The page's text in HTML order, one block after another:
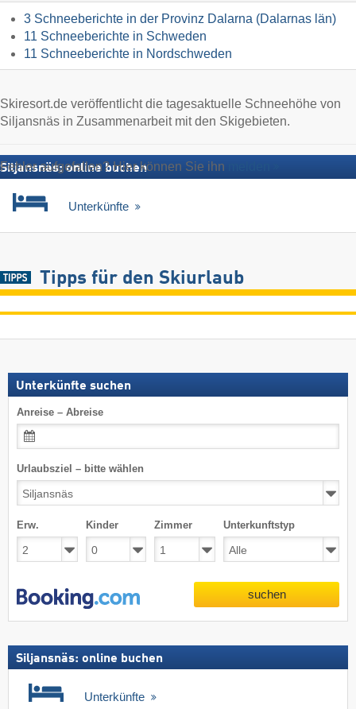
3 Schneeberichte in der Provinz Dalarna (Dalarnas län)
11 Schneeberichte in Schweden
11 Schneeberichte in Nordschweden
Skiresort.de veröffentlicht die tagesaktuelle Schneehöhe von
Siljansnäs in Zusammenarbeit mit den Skigebieten.
Fehler aufgefallen? Hier können Sie ihn
Siljansnäs: online buchen
Unterkünfte
Tipps für den Skiurlaub
Unterkünfte suchen
Anreise – Abreise
Urlaubsziel – bitte wählen
Erw. Kinder Zimmer Unterkunftstyp
suchen
Siljansnäs: online buchen
Unterkünfte